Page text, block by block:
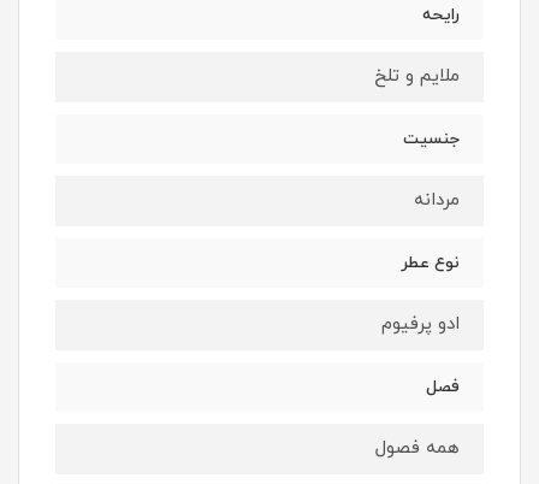
رایحه
ملایم و تلخ
جنسیت
مردانه
نوع عطر
ادو پرفیوم
فصل
همه فصول